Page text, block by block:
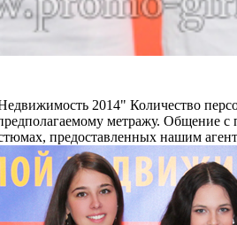
2014" Количество
метражу. Общение с
предоставленных нашим